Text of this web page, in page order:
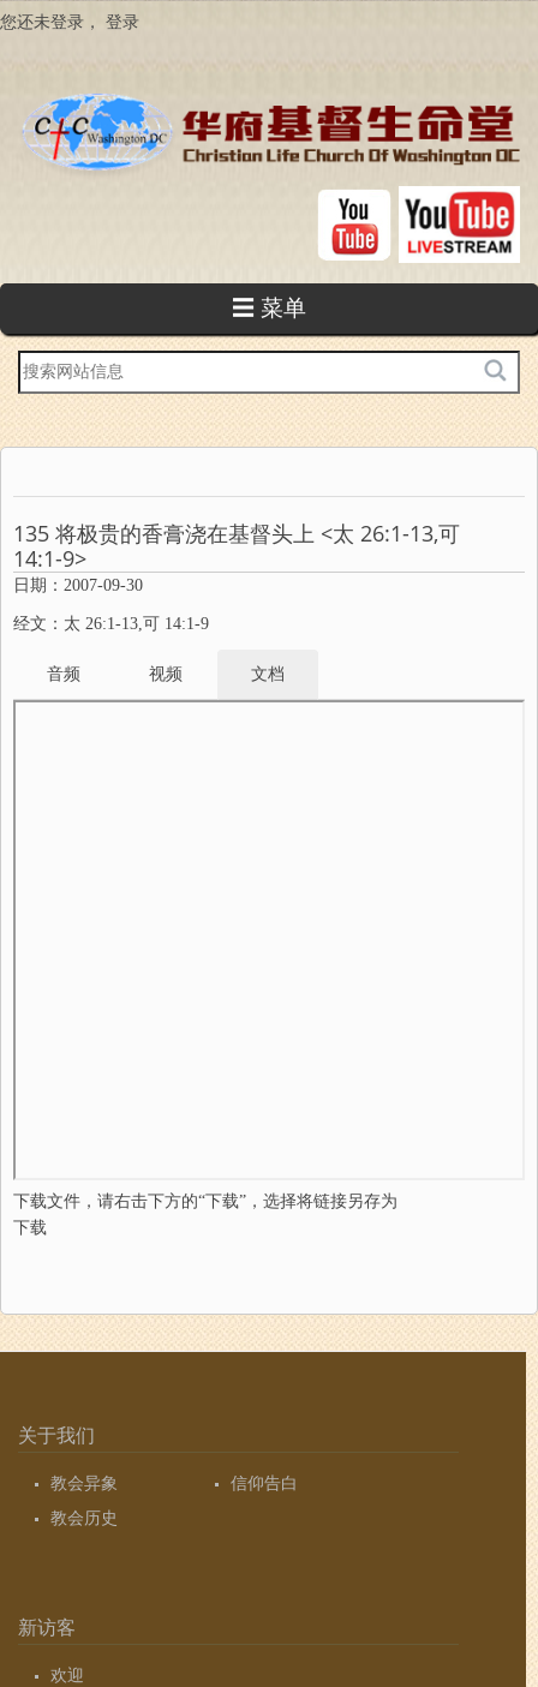
跳
您还未登录， 登录
☰ 菜单
站
内
搜
索
135 将极贵的香膏浇在基督头上 <太 26:1-13,可
14:1-9>
日期：2007-09-30
经文：太 26:1-13,可 14:1-9
音频 视频 文档
下载文件，请右击下方的“下载”，选择将链接另存为
下载
关于我们
教会异象
信仰告白
教会历史
新访客
欢迎